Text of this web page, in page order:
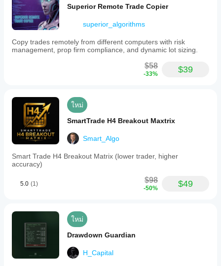
Superior Remote Trade Copier
superior_algorithms
Copy trades remotely from different computers with risk
management, prop firm compliance, and dynamic lot sizing.
$58
-33% $39
ใหม่
SmartTrade H4 Breakout Maxtrix
Smart_Algo
Smart Trade H4 Breakout Matrix (lower trader, higher
accuracy)
5.0 (1) $98
-50% $49
ใหม่
Drawdown Guardian
H_Capital